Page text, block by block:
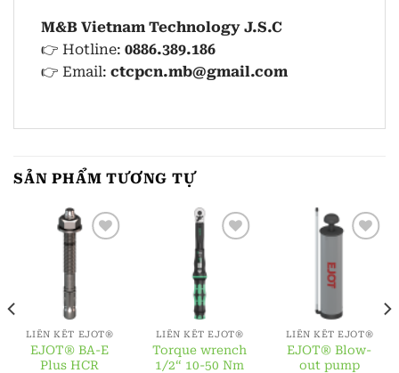
M&B Vietnam Technology J.S.C
👉 Hotline: 0886.389.186
👉 Email: ctcpcn.mb@gmail.com
SẢN PHẨM TƯƠNG TỰ
LIÊN KẾT EJOT®
EJOT® BA-E
Plus HCR
LIÊN KẾT EJOT®
Torque wrench
1/2“ 10-50 Nm
LIÊN KẾT EJOT®
EJOT® Blow-
out pump